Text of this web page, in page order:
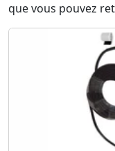
que vous pouvez